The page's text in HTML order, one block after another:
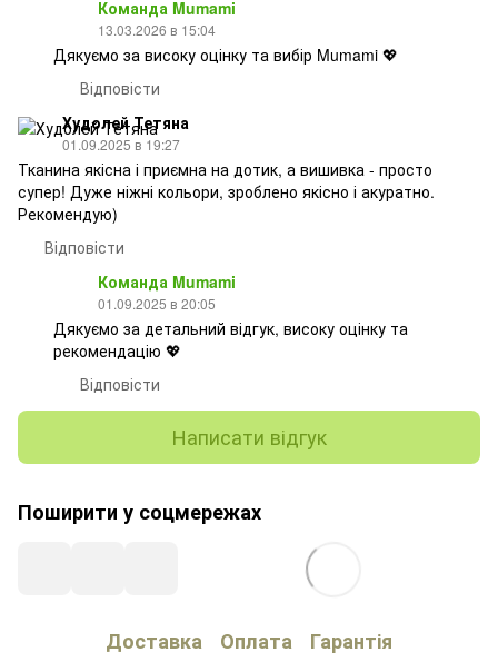
Команда Mumami
13.03.2026 в 15:04
Дякуємо за високу оцінку та вибір Mumami 💖
Відповісти
Худолей Тетяна
01.09.2025 в 19:27
Тканина якісна і приємна на дотик, а вишивка - просто
супер! Дуже ніжні кольори, зроблено якісно і акуратно.
Рекомендую)
Відповісти
Команда Mumami
01.09.2025 в 20:05
Дякуємо за детальний відгук, високу оцінку та
рекомендацію 💖
Відповісти
Написати відгук
Поширити у соцмережах
Доставка Оплата Гарантія